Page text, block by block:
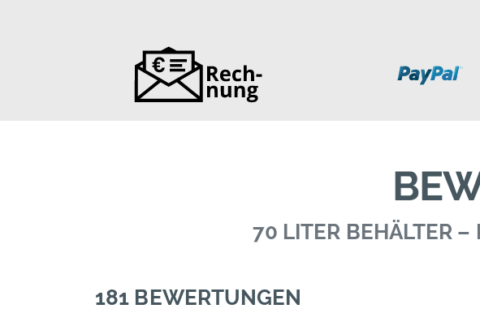
70 LITER BEHÄLTER
181 BEWERTUNGEN